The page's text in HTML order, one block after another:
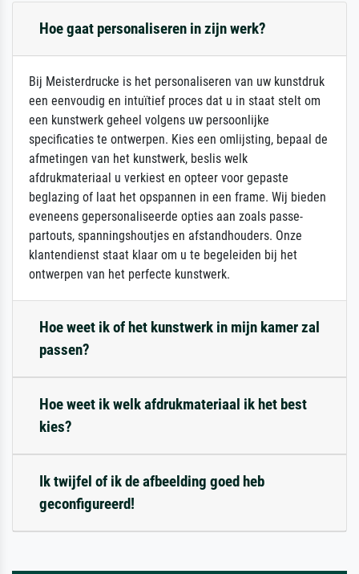
Hoe gaat personaliseren in zijn werk?
Bij Meisterdrucke is het personaliseren van uw kunstdruk
een eenvoudig en intuïtief proces dat u in staat stelt om
een kunstwerk geheel volgens uw persoonlijke
specificaties te ontwerpen. Kies een omlijsting, bepaal de
afmetingen van het kunstwerk, beslis welk
afdrukmateriaal u verkiest en opteer voor gepaste
beglazing of laat het opspannen in een frame. Wij bieden
eveneens gepersonaliseerde opties aan zoals passe-
partouts, spanningshoutjes en afstandhouders. Onze
klantendienst staat klaar om u te begeleiden bij het
ontwerpen van het perfecte kunstwerk.
Hoe weet ik of het kunstwerk in mijn kamer zal
passen?
Hoe weet ik welk afdrukmateriaal ik het best
kies?
Ik twijfel of ik de afbeelding goed heb
geconfigureerd!